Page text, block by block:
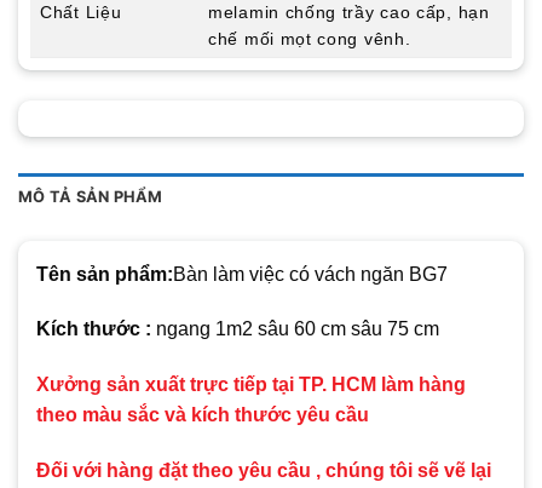
MÔ TẢ SẢN PHẨM
Tên sản phẩm:Bàn làm việc có vách ngăn BG7
Kích thước : ngang 1m2 sâu 60 cm sâu 75 cm
Xưởng sản xuất trực tiếp tại TP. HCM làm hàng
theo màu sắc và kích thước yêu cầu
Đối với hàng đặt theo yêu cầu , chúng tôi sẽ vẽ lại
Chất Liệu
melamin chống trầy cao cấp, hạn
chế mối mọt cong vênh.